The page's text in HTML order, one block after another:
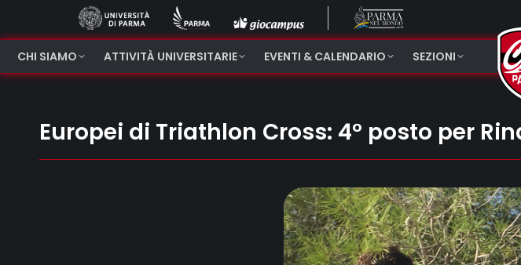
CHI SIAMO ATTIVITÀ UNIVERSITARIE EVENTI & CALENDARIO SEZIONI
Europei di Triathlon Cross: 4° posto per